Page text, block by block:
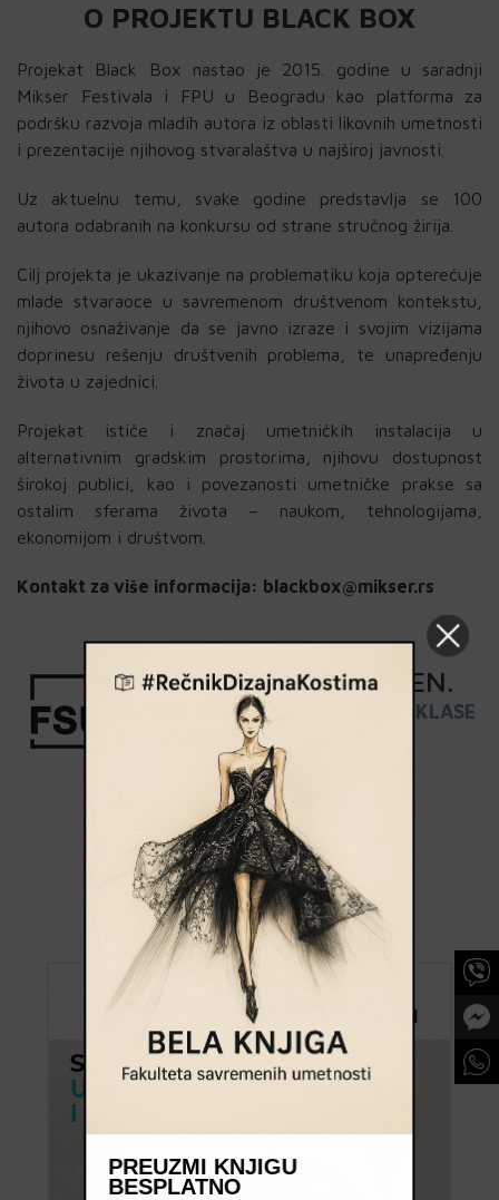
O PROJEKTU BLACK BOX
Projekat Black Box nastao je 2015. godine u saradnji
Mikser Festivala i FPU u Beogradu kao platforma za
podršku razvoja mladih autora iz oblasti likovnih umetnosti
i prezentacije njihovog stvaralaštva u najširoj javnosti.
Uz aktuelnu temu, svake godine predstavlja se 100
autora odabranih na konkursu od strane stručnog žirija.
Cilj projekta je ukazivanje na problematiku koja opterećuje
mlade stvaraoce u savremenom društvenom kontekstu,
njihovo osnaživanje da se javno izraze i svojim vizijama
doprinesu rešenju društvenih problema, te unapređenju
života u zajednici.
Projekat ističe i značaj umetničkih instalacija u
alternativnim gradskim prostorima, njihovu dostupnost
širokoj publici, kao i povezanosti umetničke prakse sa
ostalim sferama života – naukom, tehnologijama,
ekonomijom i društvom.
Kontakt za više informacija: blackbox@mikser.rs
UPISNIROKJE OTVOREN.
PRIJAVI SE I POSTANI DEO KLASE
PREUZMI KNJIGU
BESPLATNO